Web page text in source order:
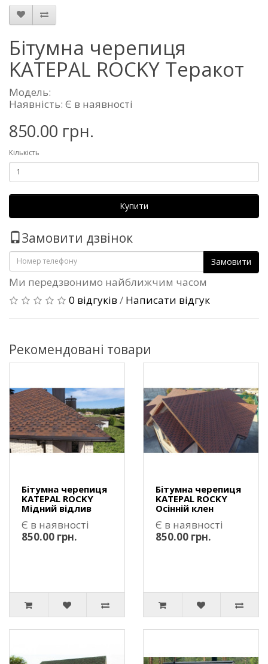
Бітумна черепиця
KATEPAL ROCKY Теракот
Модель:
Наявність: Є в наявності
850.00 грн.
Кількість
Купити
Замовити дзвінок
Замовити
Ми передзвонимо найближчим часом
0 відгуків / Написати відгук
Рекомендовані товари
Бітумна черепиця
KATEPAL ROCKY
Мідний відлив
Є в наявності
850.00 грн.
Бітумна черепиця
KATEPAL ROCKY
Осінній клен
Є в наявності
850.00 грн.